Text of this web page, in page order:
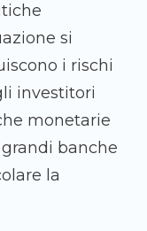
si
i rischi
investitori
monetarie
banche
la